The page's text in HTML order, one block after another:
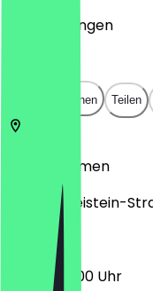
Bewertungen
In App öffnen Teilen
Bremen
Georg-Gleistein-
06:00 - 15:00 Uhr